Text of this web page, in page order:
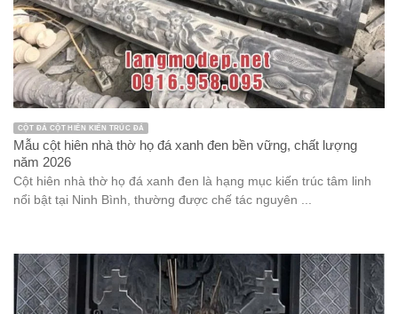
CỘT ĐÁ CỘT HIÊN KIẾN TRÚC ĐÁ
Mẫu cột hiên nhà thờ họ đá xanh đen bền vững, chất lượng
năm 2026
Cột hiên nhà thờ họ đá xanh đen là hạng mục kiến trúc tâm linh
nổi bật tại Ninh Bình, thường được chế tác nguyên ...